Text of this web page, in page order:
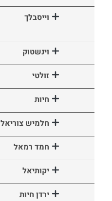
וייסבלך
וינשטוק
זולטי
חיות
חלמיש צוריאל
חמד רמאל
יקותיאל
ירדן חיות